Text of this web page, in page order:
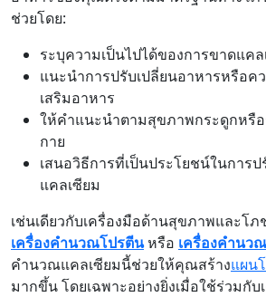
ช่วยโดย:
ระบุความเป็นไปได้ของการขาดแคล
แนะนำการปรับเปลี่ยนอาหารหรือค
เสริมอาหาร
ให้คำแนะนำตามสุขภาพกระดูกหรื
กาย
เสนอวิธีการที่เป็นประโยชน์ในการ
แคลเซียม
เช่นเดียวกับเครื่องมือด้านสุขภาพและโภ
เครื่องคำนวณโปรตีนหรือ เครื่องคำนว
คำนวณแคลเซียมนี้ช่วยให้คุณสร้างแผน
มากขึ้น โดยเฉพาะอย่างยิ่งเมื่อใช้ร่วมกับ